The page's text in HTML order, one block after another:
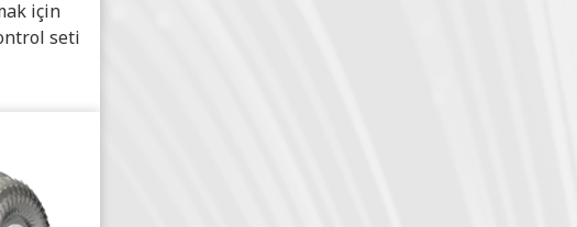
için
seti